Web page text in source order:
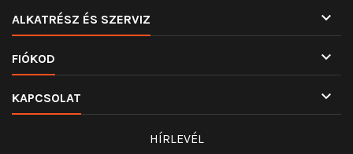
ALKATRÉSZ ÉS SZERVIZ 
FIÓKOD 
KAPCSOLAT 
HÍRLEVÉL